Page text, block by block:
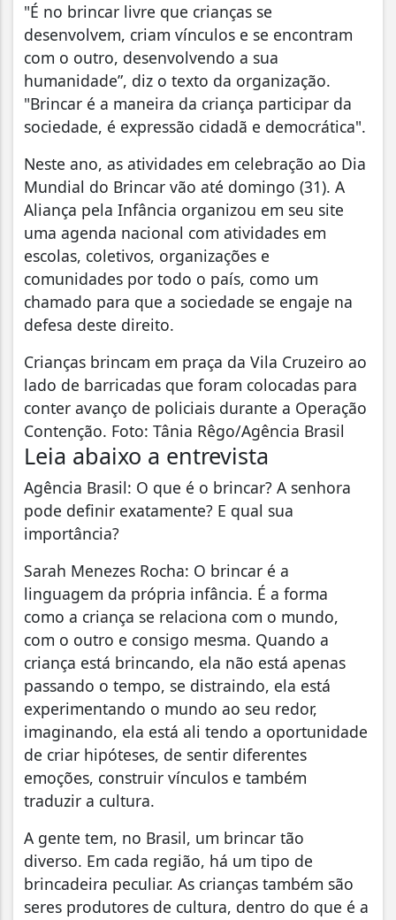
"É no brincar livre que crianças se
desenvolvem, criam vínculos e se encontram
com o outro, desenvolvendo a sua
humanidade”, diz o texto da organização.
"Brincar é a maneira da criança participar da
sociedade, é expressão cidadã e democrática".
Neste ano, as atividades em celebração ao Dia
Mundial do Brincar vão até domingo (31). A
Aliança pela Infância organizou em seu site
uma agenda nacional com atividades em
escolas, coletivos, organizações e
comunidades por todo o país, como um
chamado para que a sociedade se engaje na
defesa deste direito.
Crianças brincam em praça da Vila Cruzeiro ao
lado de barricadas que foram colocadas para
conter avanço de policiais durante a Operação
Contenção. Foto: Tânia Rêgo/Agência Brasil
Leia abaixo a entrevista
Agência Brasil: O que é o brincar? A senhora
pode definir exatamente? E qual sua
importância?
Sarah Menezes Rocha: O brincar é a
linguagem da própria infância. É a forma
como a criança se relaciona com o mundo,
com o outro e consigo mesma. Quando a
criança está brincando, ela não está apenas
passando o tempo, se distraindo, ela está
experimentando o mundo ao seu redor,
imaginando, ela está ali tendo a oportunidade
de criar hipóteses, de sentir diferentes
emoções, construir vínculos e também
traduzir a cultura.
A gente tem, no Brasil, um brincar tão
diverso. Em cada região, há um tipo de
brincadeira peculiar. As crianças também são
seres produtores de cultura, dentro do que é a